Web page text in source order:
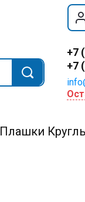
+7
+7
Плашки